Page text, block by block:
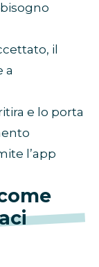
il
a
e lo porta
l’app